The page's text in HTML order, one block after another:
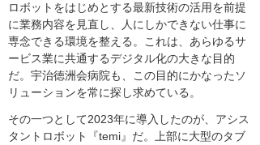
ロボットをはじめとする最新技術の活用を前提
に業務内容を見直し、人にしかできない仕事に
専念できる環境を整える。これは、あらゆるサ
ービス業に共通するデジタル化の大きな目的
だ。宇治徳洲会病院も、この目的にかなったソ
リューションを常に探し求めている。
その一つとして2023年に導入したのが、アシス
タントロボット『temi』だ。上部に大型のタブ